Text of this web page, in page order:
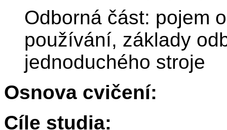
Odborná část: pojem
používání, základy
jednoduchého stroje
Osnova cvičení:
Cíle studia: